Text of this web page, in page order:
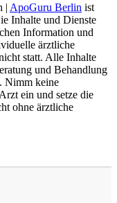
| ApoGuru Berlin ist
Inhalte und Dienste
Information und
ärztliche
statt. Alle Inhalte
und Behandlung
Nimm keine
ein und setze die
ohne ärztliche